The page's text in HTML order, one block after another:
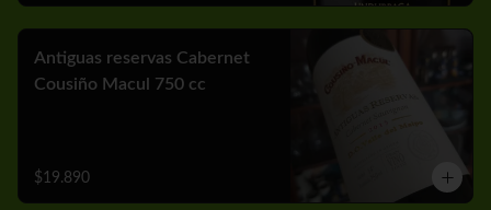
Antiguas reservas Cabernet
Cousiño Macul 750 cc
$19.890